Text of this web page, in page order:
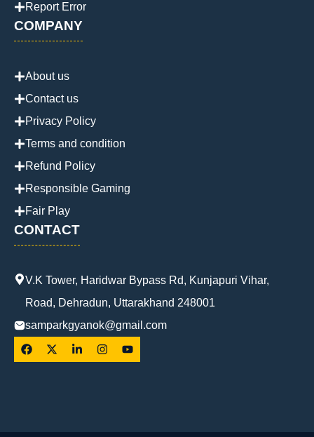
Report Error
COMPANY
About us
Contact us
Privacy Policy
Terms and condition
Refund Policy
Responsible Gaming
Fair Play
CONTACT
V.K Tower, Haridwar Bypass Rd, Kunjapuri Vihar,
Road, Dehradun, Uttarakhand 248001
samparkgyanok@gmail.com